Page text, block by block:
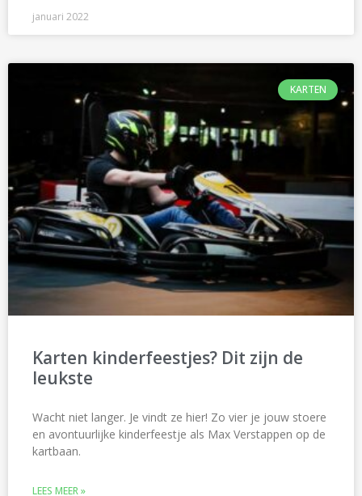
januari 2022
KARTEN
Karten kinderfeestjes? Dit zijn de
leukste
Wacht niet langer. Je vindt ze hier! Zo vier je jouw stoere
en avontuurlijke kinderfeestje als Max Verstappen op de
kartbaan.
LEES MEER »